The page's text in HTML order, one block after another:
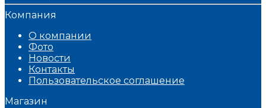
Компания
О компании
Фото
Новости
Контакты
Пользовательское соглашение
Магазин